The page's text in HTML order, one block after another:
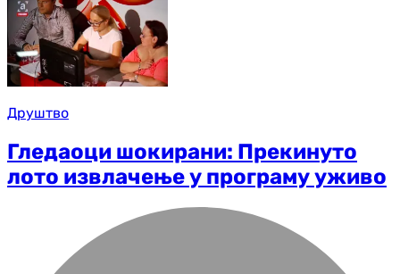
Друштво
Гледаоци шокирани: Прекинуто
лото извлачење у програму уживо